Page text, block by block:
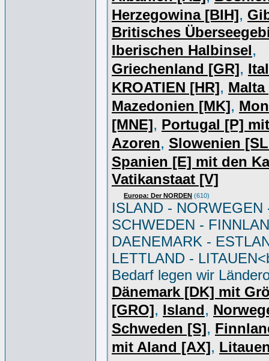
Herzegowina [BIH],
Britisches
Iberischen Halbinsel,
Griechenland [GR],
KROATIEN [HR], Malta
Mazedonien [MK],
[MNE], Portugal [P]
Azoren, Slowenien
Spanien [E] mit den
Vatikanstaat [V]
Europa: Der NORDEN (610)
ISLAND - NORWEGEN
SCHWEDEN -
DAENEMARK -
LETTLAND -
Bedarf legen wir
Dänemark [DK] mit
[GRO], Island,
Schweden [S],
mit Aland [AX],